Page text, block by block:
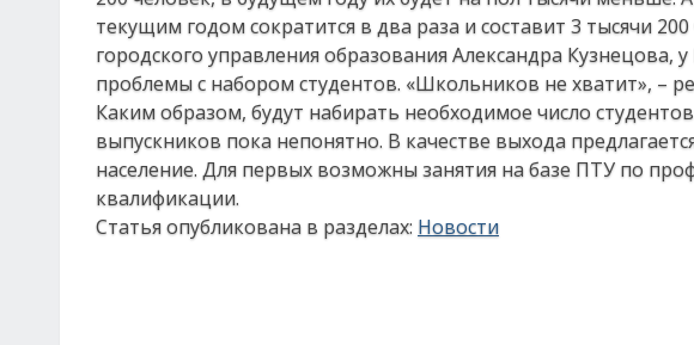
текущим годом сократится в два раза и составит 3 тысячи
городского управления образования Александра Кузнецова,
проблемы с набором студентов. «Школьников не хватит», –
Каким образом, будут набирать необходимое число
выпускников пока непонятно. В качестве выхода
население. Для первых возможны занятия на базе ПТУ по
квалификации.
Статья опубликована в разделах: Новости